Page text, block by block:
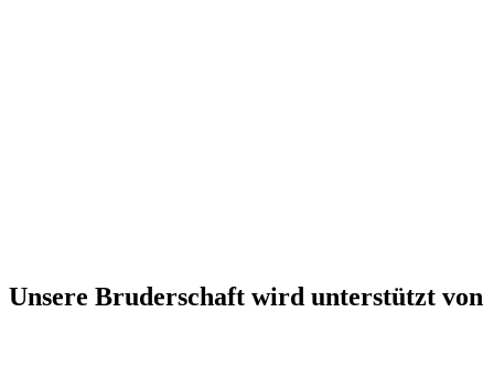
Unsere Bruderschaft wird unterstützt von